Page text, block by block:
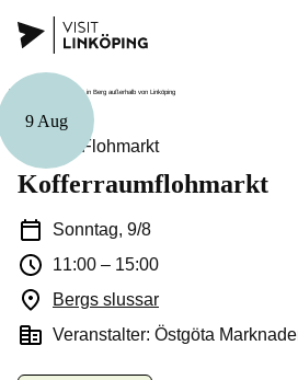
9 Aug
Markt & Flohmarkt
Kofferraumflohmarkt
Sonntag, 9/8
11:00 – 15:00
Bergs slussar
Veranstalter: Östgöta